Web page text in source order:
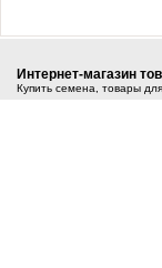
Интернет-магазин
Купить семена, товары